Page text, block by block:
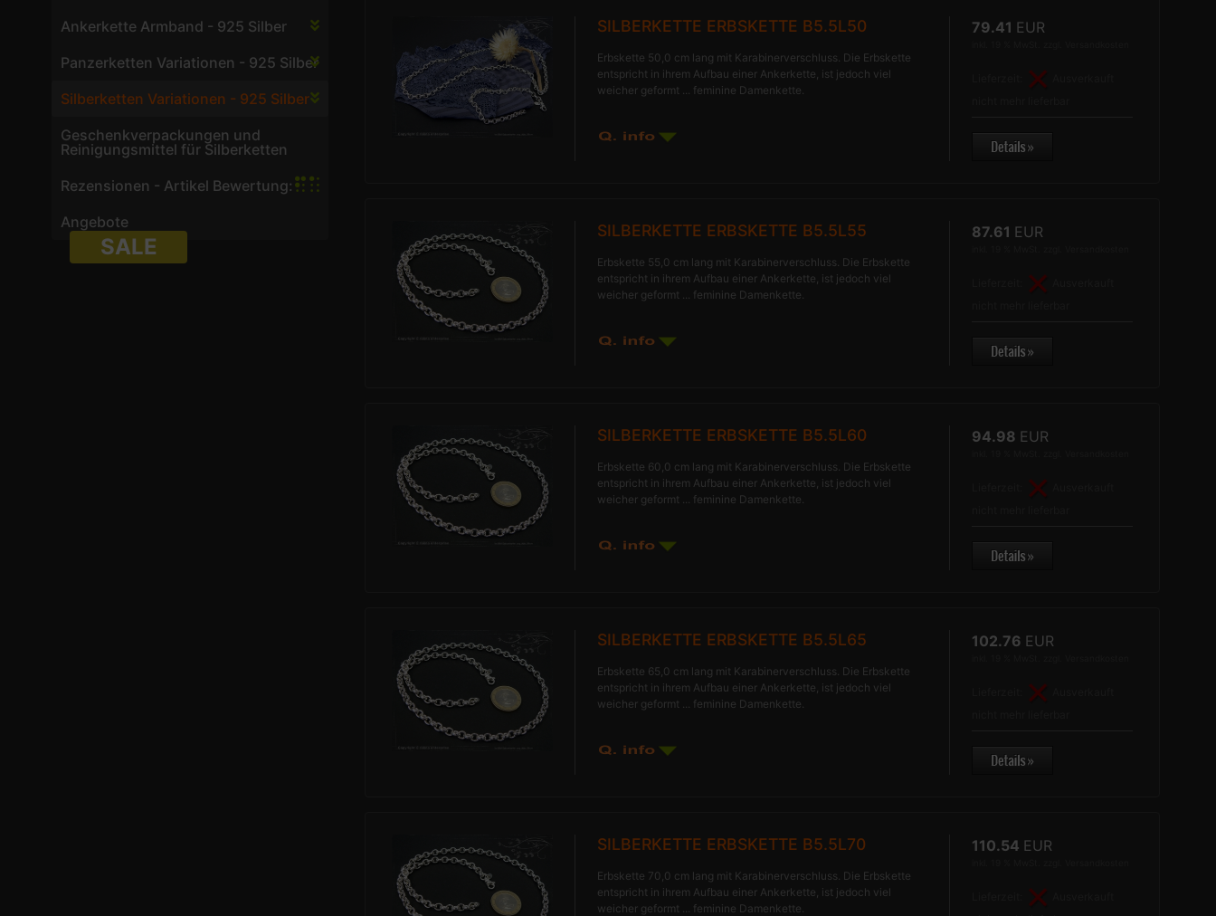
Ankerkette Armband - 925 Silber
Panzerketten Variationen - 925 Silber
Silberketten Variationen - 925 Silber
Geschenkverpackungen und
Reinigungsmittel für Silberketten
Rezensionen - Artikel Bewertung:
Angebote
SALE
SILBERKETTE ERBSKETTE B5.5L50
Erbskette 50,0 cm lang mit Karabinerverschluss. Die Erbskette
entspricht in ihrem Aufbau einer Ankerkette, ist jedoch viel
weicher geformt ... feminine Damenkette.
79.41 EUR
SILBERKETTE ERBSKETTE B5.5L55
Erbskette 55,0 cm lang mit Karabinerverschluss. Die Erbskette
entspricht in ihrem Aufbau einer Ankerkette, ist jedoch viel
weicher geformt ... feminine Damenkette.
87.61 EUR
SILBERKETTE ERBSKETTE B5.5L60
Erbskette 60,0 cm lang mit Karabinerverschluss. Die Erbskette
entspricht in ihrem Aufbau einer Ankerkette, ist jedoch viel
weicher geformt ... feminine Damenkette.
94.98 EUR
SILBERKETTE ERBSKETTE B5.5L65
Erbskette 65,0 cm lang mit Karabinerverschluss. Die Erbskette
entspricht in ihrem Aufbau einer Ankerkette, ist jedoch viel
weicher geformt ... feminine Damenkette.
102.76 EUR
SILBERKETTE ERBSKETTE B5.5L70
Erbskette 70,0 cm lang mit Karabinerverschluss. Die Erbskette
entspricht in ihrem Aufbau einer Ankerkette, ist jedoch viel
weicher geformt ... feminine Damenkette.
110.54 EUR